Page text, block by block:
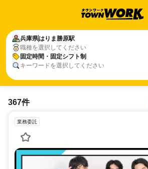
兵庫県はりま勝原駅
職種を選択してください
固定時間・固定シフト制
キーワードを選択してください
367件
業務委託